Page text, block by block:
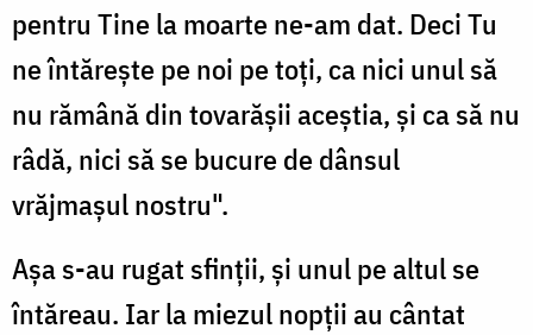
pentru Tine la moarte ne-am dat. Deci Tu
ne întărește pe noi pe toți, ca nici unul să
nu rămână din tovarășii aceștia, și ca să nu
râdă, nici să se bucure de dânsul
vrăjmașul nostru".
Așa s-au rugat sfinții, și unul pe altul se
întăreau. Iar la miezul nopții au cântat